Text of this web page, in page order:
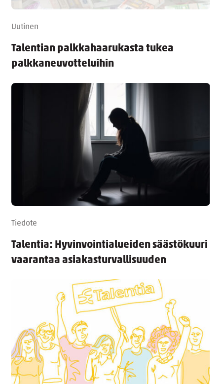
Uutinen
Talentian palkkahaarukasta tukea
palkkaneuvotteluihin
Tiedote
Talentia: Hyvinvointialueiden säästökuuri
vaarantaa asiakasturvallisuuden